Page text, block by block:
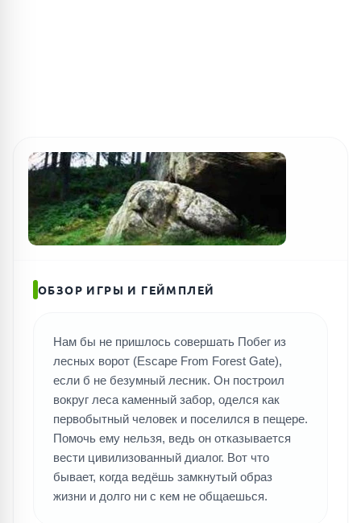
ОБЗОР ИГРЫ И ГЕЙМПЛЕЙ
Нам бы не пришлось совершать Побег из
лесных ворот (Escape From Forest Gate),
если б не безумный лесник. Он построил
вокруг леса каменный забор, оделся как
первобытный человек и поселился в пещере.
Помочь ему нельзя, ведь он отказывается
вести цивилизованный диалог. Вот что
бывает, когда ведёшь замкнутый образ
жизни и долго ни с кем не общаешься.